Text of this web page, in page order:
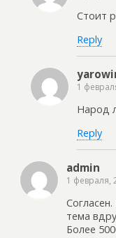
Стоит
Reply
1
Народ
Reply
admin
1 февраля,
тема
Более